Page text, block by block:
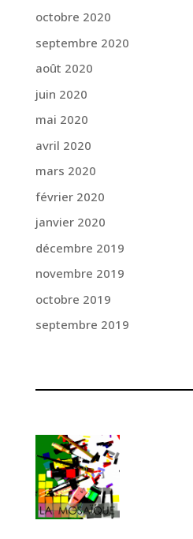
octobre 2020
septembre 2020
août 2020
juin 2020
mai 2020
avril 2020
mars 2020
février 2020
janvier 2020
décembre 2019
novembre 2019
octobre 2019
septembre 2019